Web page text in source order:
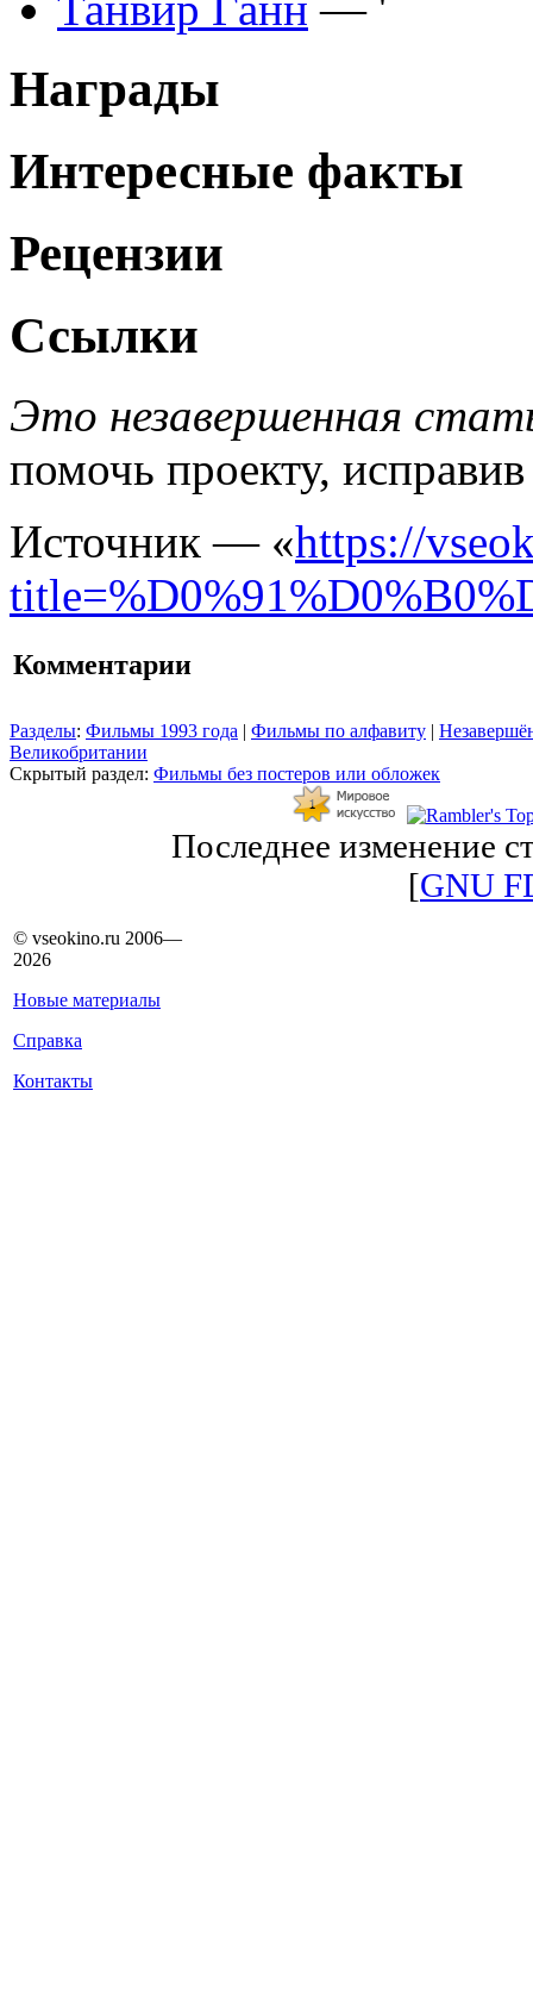
Награды
Интересные факты
Рецензии
Ссылки
Это незавершенная
помочь проекту,
Источник — «https://
Комментарии
Разделы: Фильмы 1993 года | Фильмы по алфавиту |
Великобритании
Скрытый раздел: Фильмы без постеров или обложек
Последнее изменение
[GNU
© vseokino.ru 2006—
2026
Новые материалы
Справка
Контакты